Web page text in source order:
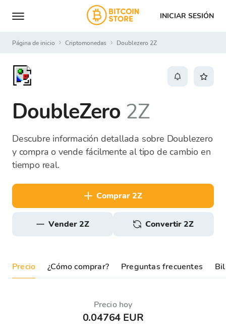
INICIAR SESIÓN
Página de inicio Criptomonedas Doublezero 2Z
DoubleZero 2Z
Descubre información detallada sobre Doublezero
y compra o vende fácilmente al tipo de cambio en
tiempo real.
comprar 2Z
vender 2Z Convertir 2Z
Precio ¿Cómo comprar? Preguntas frecuentes
Precio hoy
0.04764 EUR